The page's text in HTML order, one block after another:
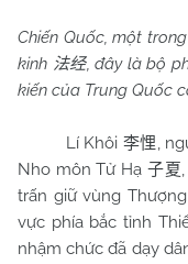
Chiến Quốc, một
kinh 法经, đây là bộ
kiến của Trung Quốc
Lí Khôi 李悝,
Nho môn Tử Hạ 子夏
trấn giữ vùng
vực phía bắc tỉnh
nhậm chức đã dạy